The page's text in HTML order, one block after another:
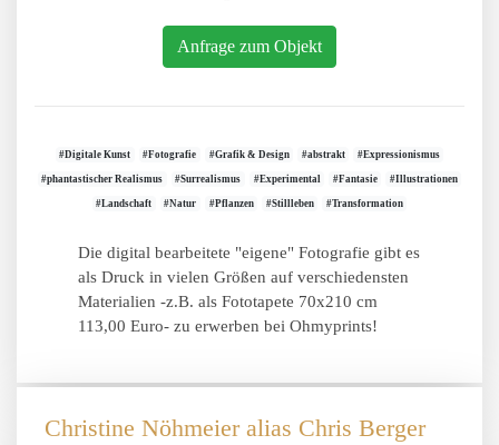
Anfrage zum Objekt
#Digitale Kunst #Fotografie #Grafik & Design #abstrakt #Expressionismus
#phantastischer Realismus #Surrealismus #Experimental #Fantasie #Illustrationen
#Landschaft #Natur #Pflanzen #Stillleben #Transformation
Die digital bearbeitete "eigene" Fotografie gibt es
als Druck in vielen Größen auf verschiedensten
Materialien -z.B. als Fototapete 70x210 cm
113,00 Euro- zu erwerben bei Ohmyprints!
Christine Nöhmeier alias Chris Berger